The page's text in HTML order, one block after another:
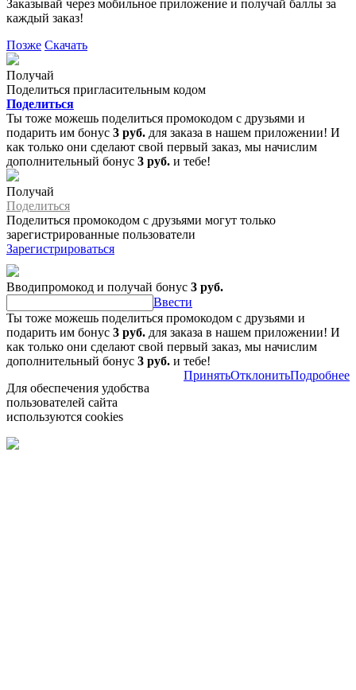
Заказывай через мобильное приложение и получай баллы за
каждый заказ!
Позже Скачать
Получай
Поделиться пригласительным кодом
Поделиться
Ты тоже можешь поделиться промокодом с друзьями и
подарить им бонус 3 руб. для заказа в нашем приложении! И
как только они сделают свой первый заказ, мы начислим
дополнительный бонус 3 руб. и тебе!
Получай
Поделиться
Поделиться промокодом с друзьями могут только
зарегистрированные пользователи
Зарегистрироваться
Вводипромокод и получай бонус 3 руб.
Ввести
Ты тоже можешь поделиться промокодом с друзьями и
подарить им бонус 3 руб. для заказа в нашем приложении! И
как только они сделают свой первый заказ, мы начислим
дополнительный бонус 3 руб. и тебе!
Для обеспечения удобства
пользователей сайта
используются cookies
ПринятьОтклонитьПодробнее